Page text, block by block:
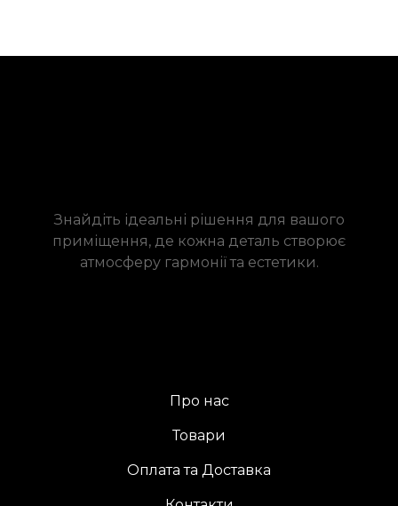
Знайдіть ідеальні рішення для вашого
приміщення, де кожна деталь створює
атмосферу гармонії та естетики.
Про нас
Товари
Оплата та Доставка